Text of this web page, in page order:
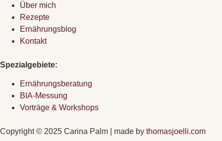
Über mich
Rezepte
Ernährungsblog
Kontakt
Spezialgebiete:
Ernährungsberatung
BIA-Messung
Vorträge & Workshops
Copyright © 2025 Carina Palm | made by thomasjoelli.com